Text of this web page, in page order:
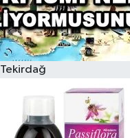
Tekirdağ